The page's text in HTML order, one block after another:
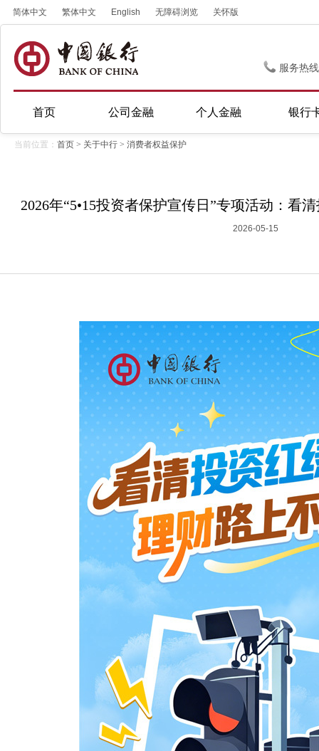
简体中文 繁体中文 English 无障碍浏览 关怀版
服务热
首页 公司金融 个人金融 银行
当前位置： 首页 > 关于中行 > 消费者权益保护
2026年“5•15投资者保护宣传日”专项活动：看
2026-05-15